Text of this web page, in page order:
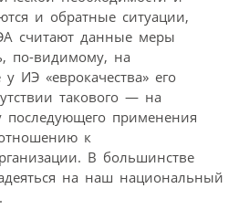
и обратные ситуации,
считают данные меры
по-видимому, на
ИЭ «еврокачества» его
такового — на
последующего применения
к
В большинстве
на наш национальный